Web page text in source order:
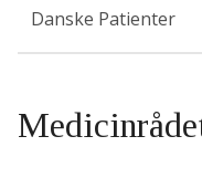
Danske Patienter